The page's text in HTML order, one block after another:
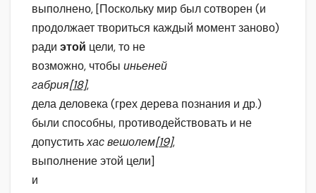
выполнено, [Поскольку мир был сотворен (и
продолжает твориться каждый момент заново)
ради этой цели, то не
возможно, чтобы иньеней
габрия[18],
дела деловека (грех дерева познания и др.)
были способны, противодействовать и не
допуститьхас вешолем[19],
выполнение этой цели]
и